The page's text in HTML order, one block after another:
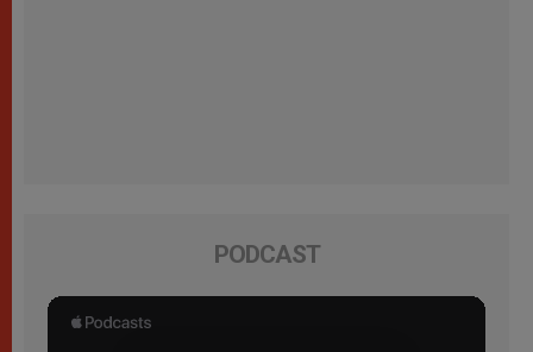
PODCAST